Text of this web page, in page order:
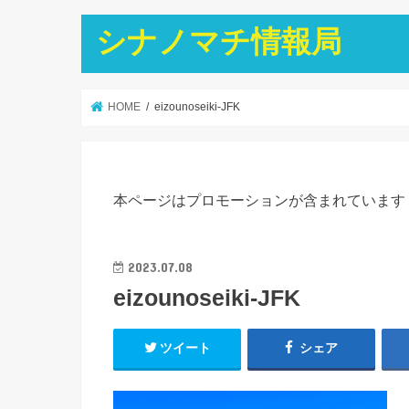
シナノマチ情報局
HOME eizounoseiki-JFK
本ページはプロモーションが含まれています
2023.07.08
eizounoseiki-JFK
ツイート シェア